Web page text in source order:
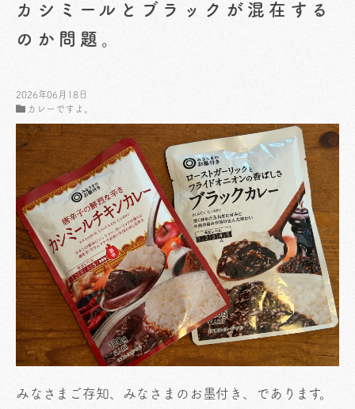
カシミールとブラックが混在する
のか問題。
2026年06月18日
カレーですよ。
みなさまご存知、みなさまのお墨付き、であります。